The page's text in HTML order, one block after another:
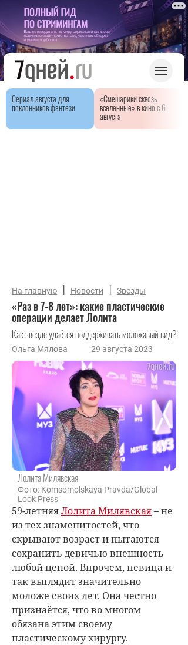
Сериал августа для
поклонников фэнтези
«Смешарики сквозь
вселенные» в кино с 6
августа
На главную | Новости | Звезды
«Раз в 7-8 лет»: какие пластические
операции делает Лолита
Как звезде удаётся поддерживать моложавый вид?
Ольга Мялова 29 августа 2023
Лолита Милявская
Фото: Komsomolskaya Pravda/Global
Look Press
59-летняяЛолита Милявская– не
из тех знаменитостей, что
скрывают возраст и пытаются
сохранить девичью внешность
любой ценой. Впрочем, певица и
так выглядит значительно
моложе своих лет. Она честно
признаётся, что во многом
обязана этим своему
пластическому хирургу.